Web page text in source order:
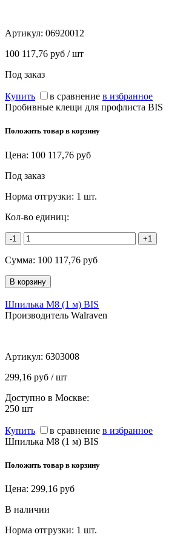
Артикул: 06920012
100 117,76 руб / шт
Под заказ
Купить в сравнение в избранное
Пробивные клещи для профлиста BIS
Положить товар в корзину
Цена: 100 117,76 руб
Под заказ
Норма отгрузки: 1 шт.
Кол-во единиц:
-1 +1
Сумма: 100 117,76 руб
Шпилька М8 (1 м) BIS
Производитель Walraven
Артикул: 6303008
299,16 руб / шт
Доступно в Москве:
250 шт
Купить в сравнение в избранное
Шпилька М8 (1 м) BIS
Положить товар в корзину
Цена: 299,16 руб
В наличии
Норма отгрузки: 1 шт.